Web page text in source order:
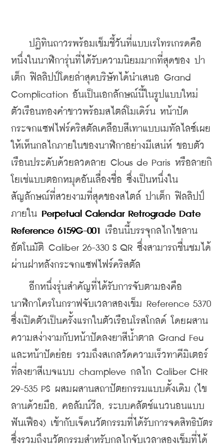
ปฏิทินถาวรพร้อมเข็มชี้วันที่แบบเรโทรเกรดคือ
หนึ่งในนาฬิการุ่นที่ได้รับความนิยมมากที่สุดของ ปา
เต็ก ฟิลลิปป์โดยล่าสุดบริษัทได้นำเสนอ Grand
Complication อันเป็นเอกลักษณ์นี้ในรูปแบบใหม่
ตัวเรือนทองคำขาวพร้อมสไตล์โมเดิร์น หน้าปัด
กระจกแซฟไฟร์คริสตัลเคลือบสีเทาแบบเมทัลไลซ์เผย
ให้เห็นกลไกภายในของนาฬิกาอย่างมีเสน่ห์ ขอบตัว
เรือนประดับด้วยลวดลาย Clous de Paris หรือลายกิ
โยเช่แบบตอกหมุดอันเลื่องชื่อ ซึ่งเป็นหนึ่งใน
สัญลักษณ์ที่สวยงามที่สุดของสไตล์ ปาเต็ก ฟิลลิปป์
ภายใน Perpetual Calendar Retrograde Date
Reference 6159G-001
เรือนนี้บรรจุกลไกไขลาน
อัตโนมัติ Caliber 26-330 S QR ซึ่งสามารถชื่นชมได้
ผ่านฝาหลังกระจกแซฟไฟร์คริสตัล
อีกหนึ่งรุ่นสำคัญที่ได้รับการจับตามองคือ
นาฬิกาโครโนกราฟจับเวลาสองเข็ม Reference 5370
ซึ่งเปิดตัวเป็นครั้งแรกในตัวเรือนโรสโกลด์ โดยผสาน
ความสง่างามกับหน้าปัดลงยาสีน้ำตาล Grand Feu
และหน้าปัดย่อย รวมถึงสเกลวัดความเร็วทาคีมิเตอร์
ที่ลงยาสีเบจแบบ champleve กลไก Caliber CHR
29-535 PS ผสมผสานสถาปัตยกรรมแบบดั้งเดิม (ไข
ลานด้วยมือ, คอลัมน์วีล, ระบบคลัตช์แนวนอนแบบ
ฟันเฟือง) เข้ากับเจ็ดนวัตกรรมที่ได้รับการจดสิทธิบัตร
ซึ่งรวมถึงนวัตกรรมสำหรับกลไกจับเวลาสองเข็มที่ได้